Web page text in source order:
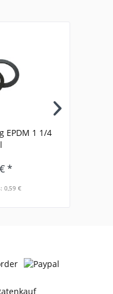
EPDM 1 1/4
*
0,59 €